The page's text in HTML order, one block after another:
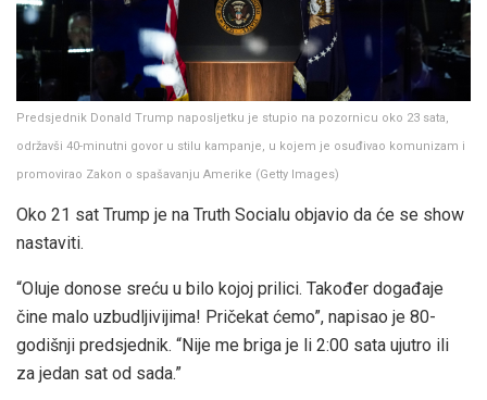
Predsjednik Donald Trump naposljetku je stupio na pozornicu oko 23 sata,
održavši 40-minutni govor u stilu kampanje, u kojem je osuđivao komunizam i
promovirao Zakon o spašavanju Amerike (Getty Images)
Oko 21 sat Trump je na Truth Socialu objavio da će se show
nastaviti.
“Oluje donose sreću u bilo kojoj prilici. Također događaje
čine malo uzbudljivijima! Pričekat ćemo”, napisao je 80-
godišnji predsjednik. “Nije me briga je li 2:00 sata ujutro ili
za jedan sat od sada.”